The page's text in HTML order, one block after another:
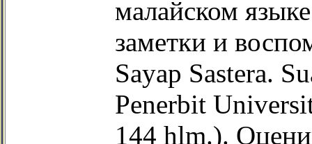
малайском
заметки и
Sayap Sastera.
Penerbit
144 hlm.).